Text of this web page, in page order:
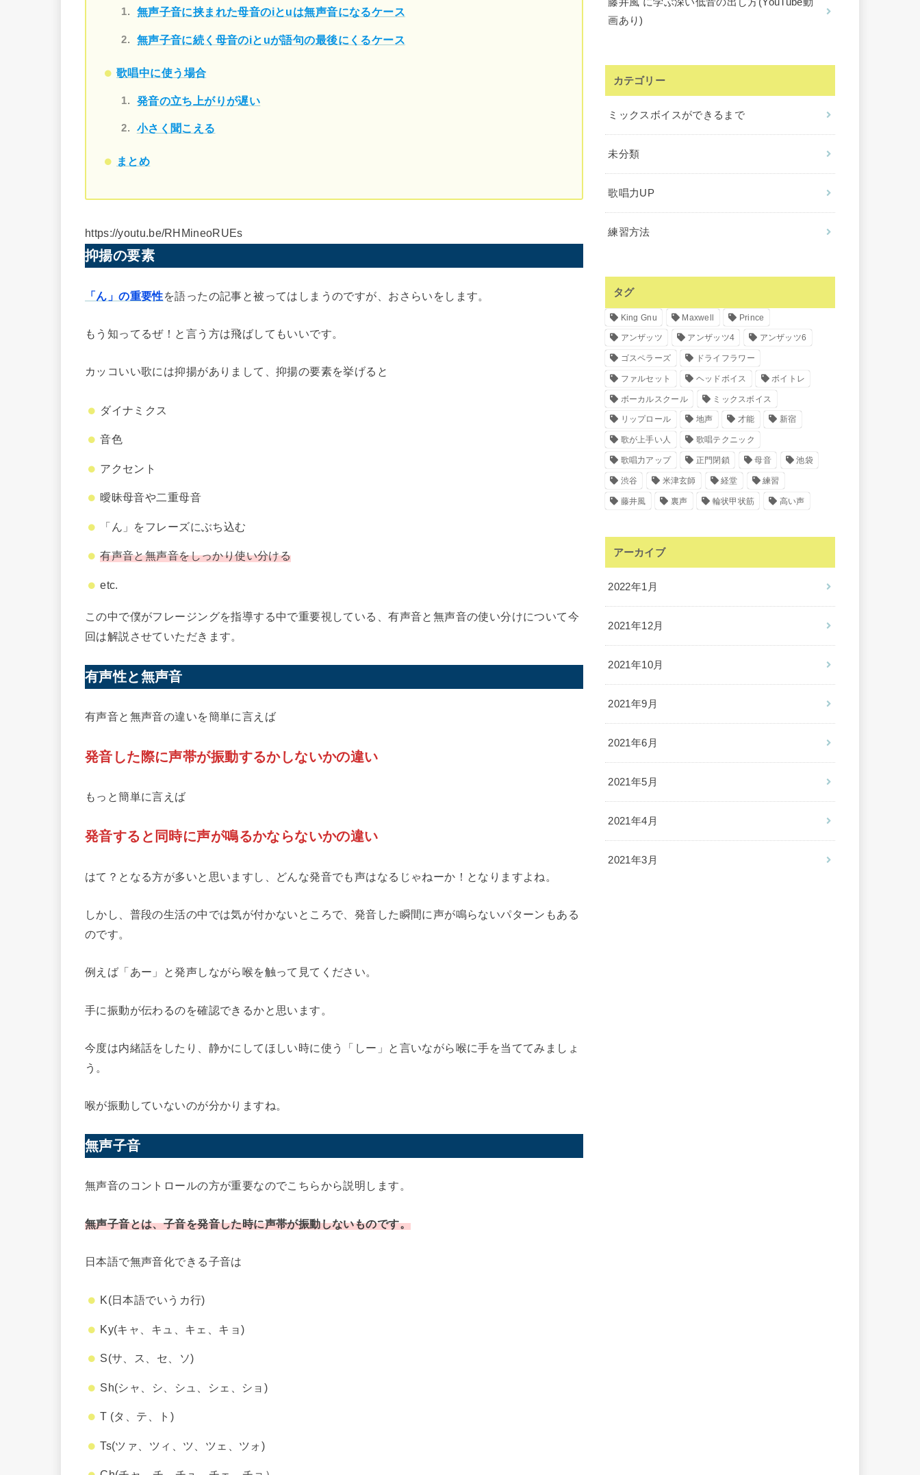
無声子音に挟まれた母音のiとuは無声音になるケース
無声子音に続く母音のiとuが語句の最後にくるケース
歌唱中に使う場合
発音の立ち上がりが遅い
小さく聞こえる
まとめ
https://youtu.be/RHMineoRUEs
抑揚の要素
「ん」の重要性を語ったの記事と被ってはしまうのですが、おさらいをします。
もう知ってるぜ！と言う方は飛ばしてもいいです。
カッコいい歌には抑揚がありまして、抑揚の要素を挙げると
ダイナミクス
音色
アクセント
曖昧母音や二重母音
「ん」をフレーズにぶち込む
有声音と無声音をしっかり使い分ける
etc.
この中で僕がフレージングを指導する中で重要視している、有声音と無声音の使い分けについて今
回は解説させていただきます。
有声性と無声音
有声音と無声音の違いを簡単に言えば
発音した際に声帯が振動するかしないかの違い
もっと簡単に言えば
発音すると同時に声が鳴るかならないかの違い
はて？となる方が多いと思いますし、どんな発音でも声はなるじゃねーか！となりますよね。
しかし、普段の生活の中では気が付かないところで、発音した瞬間に声が鳴らないパターンもある
のです。
例えば「あー」と発声しながら喉を触って見てください。
手に振動が伝わるのを確認できるかと思います。
今度は内緒話をしたり、静かにしてほしい時に使う「しー」と言いながら喉に手を当ててみましょ
う。
喉が振動していないのが分かりますね。
無声子音
無声音のコントロールの方が重要なのでこちらから説明します。
無声子音とは、子音を発音した時に声帯が振動しないものです。
日本語で無声音化できる子音は
K(日本語でいうカ行)
Ky(キャ、キュ、キェ、キョ)
S(サ、ス、セ、ソ)
Sh(シャ、シ、シュ、シェ、ショ)
T (タ、テ、ト)
Ts(ツァ、ツィ、ツ、ツェ、ツォ)
画あり)
カテゴリー
ミックスボイスができるまで
未分類
歌唱力UP
練習方法
タグ
King Gnu Maxwell Prince
アンザッツ アンザッツ4 アンザッツ6
ゴスペラーズ ドライフラワー
ファルセット ヘッドボイス ボイトレ
ボーカルスクール ミックスボイス
リップロール 地声 才能 新宿
歌が上手い人 歌唱テクニック
歌唱力アップ 正門閉鎖 母音 池袋
渋谷 米津玄師 経堂 練習
藤井風 裏声 輪状甲状筋 高い声
アーカイブ
2022年1月
2021年12月
2021年10月
2021年9月
2021年6月
2021年5月
2021年4月
2021年3月